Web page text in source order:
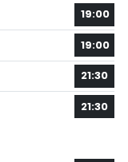
19:00
19:00
21:30
21:30